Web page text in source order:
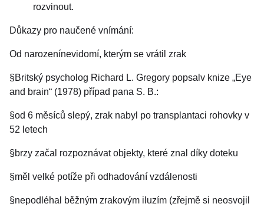
rozvinout.
Důkazy pro naučené vnímání:
Od narozenínevidomí, kterým se vrátil zrak
§Britský psycholog Richard L. Gregory popsalv knize „Eye
and brain“ (1978) případ pana S. B.:
§od 6 měsíců slepý, zrak nabyl po transplantaci rohovky v
52 letech
§brzy začal rozpoznávat objekty, které znal díky doteku
§měl velké potíže při odhadování vzdálenosti
§nepodléhal běžným zrakovým iluzím (zřejmě si neosvojil